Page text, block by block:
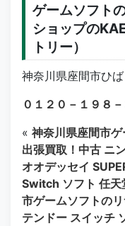
ゲームソフト
ショップの
トリー）
神奈川県座間市ひ
０１２０－１９８
« 神奈川県座間市
出張買取！中古 ニ
オオデッセイ
Switch ソフト 任天
市ゲームソフトの
テンドー スイッチ